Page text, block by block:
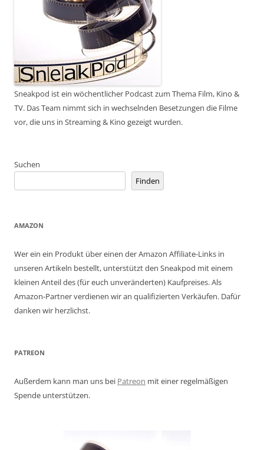
Sneakpod ist ein wöchentlicher Podcast zum Thema Film, Kino &
TV. Das Team nimmt sich in wechselnden Besetzungen die Filme
vor, die uns in Streaming & Kino gezeigt wurden.
Suchen
Finden
AMAZON
Wer ein ein Produkt über einen der Amazon Affiliate-Links in
unseren Artikeln bestellt, unterstützt den Sneakpod mit einem
kleinen Anteil des (für euch unveränderten) Kaufpreises. Als
Amazon-Partner verdienen wir an qualifizierten Verkäufen. Dafür
danken wir herzlichst.
PATREON
Außerdem kann man uns bei Patreon mit einer regelmäßigen
Spende unterstützen.